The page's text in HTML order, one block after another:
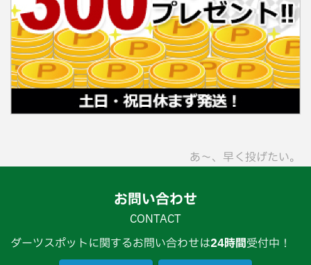
あ〜、早く投げたい。
お問い合わせ
CONTACT
ダーツスポットに関するお問い合わせは24時間受付中！